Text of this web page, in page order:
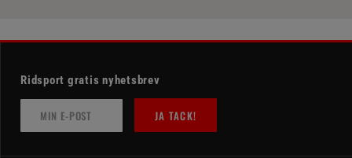
Ridsport gratis nyhetsbrev
JA TACK!